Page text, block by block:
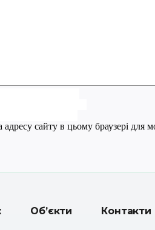
адресу сайту в цьому браузері для
Об’єкти Контакти